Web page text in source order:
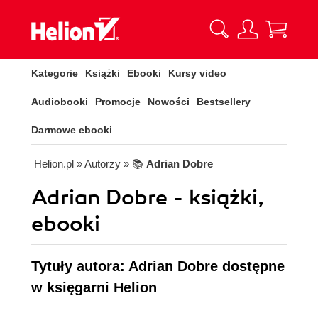
Kategorie Książki Ebooki Kursy video
Audiobooki Promocje Nowości Bestsellery
Darmowe ebooki
Helion.pl » Autorzy » 📚 Adrian Dobre
Adrian Dobre - książki,
ebooki
Tytuły autora: Adrian Dobre dostępne
w księgarni Helion